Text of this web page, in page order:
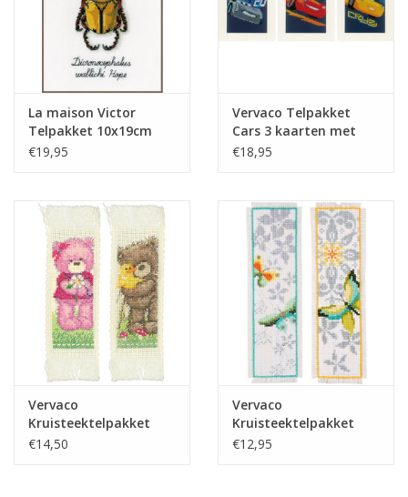
La maison Victor
Telpakket 10x19cm
Gouden kever
€19,95
Vervaco Telpakket
Cars 3 kaarten met
omslag
€18,95
Vervaco
Kruisteektelpakket
bladwijzers beertjes
€14,50
Vervaco
Kruisteektelpakket
bladwijzers vlinders
€12,95